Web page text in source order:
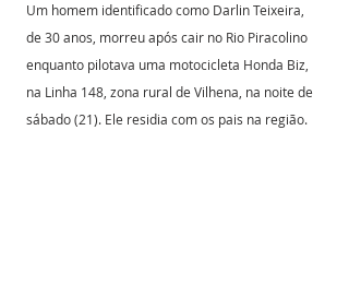
Um homem identificado como Darlin Teixeira,
de 30 anos, morreu após cair no Rio Piracolino
enquanto pilotava uma motocicleta Honda Biz,
na Linha 148, zona rural de Vilhena, na noite de
sábado (21). Ele residia com os pais na região.